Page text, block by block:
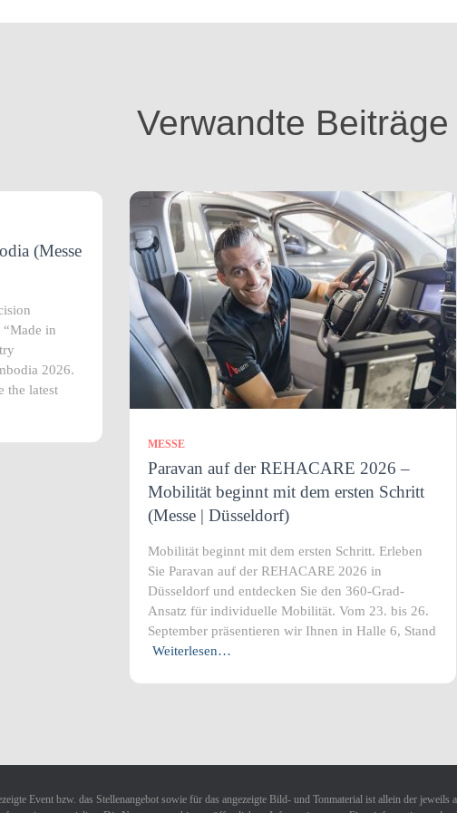
Verwandte Beiträge
(Messe
in
2026.
the latest
MESSE
Paravan auf der REHACARE 2026 –
Mobilität beginnt mit dem ersten Schritt
(Messe | Düsseldorf)
Mobilität beginnt mit dem ersten Schritt. Erleben
Sie Paravan auf der REHACARE 2026 in
Düsseldorf und entdecken Sie den 360-Grad-
Ansatz für individuelle Mobilität. Vom 23. bis 26.
September präsentieren wir Ihnen in Halle 6, Stand
Weiterlesen…
Event bzw. das Stellenangebot sowie für das angezeigte Bild- und Tonmaterial ist allein der